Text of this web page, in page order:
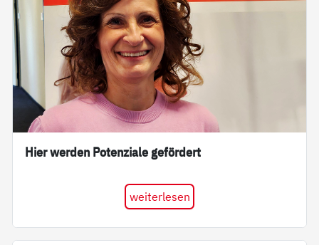
Hier werden Potenziale gefördert
weiterlesen